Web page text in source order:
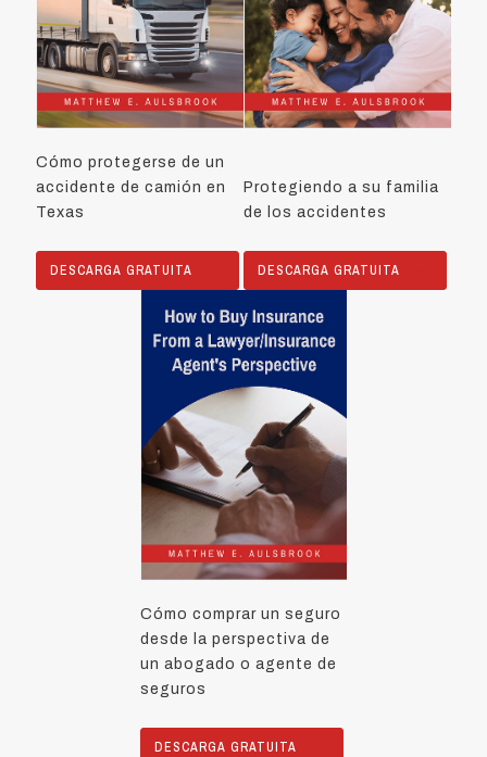
Cómo protegerse de un
accidente de camión en
Texas
DESCARGA GRATUITA
Protegiendo a su familia
de los accidentes
DESCARGA GRATUITA
Cómo comprar un seguro
desde la perspectiva de
un abogado o agente de
seguros
DESCARGA GRATUITA